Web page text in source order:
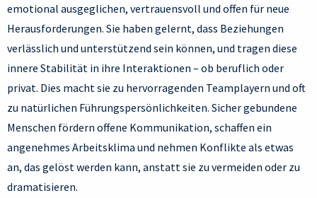
emotional ausgeglichen, vertrauensvoll und offen für neue
Herausforderungen. Sie haben gelernt, dass Beziehungen
verlässlich und unterstützend sein können, und tragen diese
innere Stabilität in ihre Interaktionen – ob beruflich oder
privat. Dies macht sie zu hervorragenden Teamplayern und oft
zu natürlichen Führungspersönlichkeiten. Sicher gebundene
Menschen fördern offene Kommunikation, schaffen ein
angenehmes Arbeitsklima und nehmen Konflikte als etwas
an, das gelöst werden kann, anstatt sie zu vermeiden oder zu
dramatisieren.